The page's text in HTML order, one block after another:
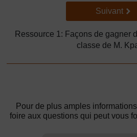
Suivant
Suivant
Ressource 1: Façons de gagner
classe de M.
Pour de plus amples
foire aux questions qui peut vous